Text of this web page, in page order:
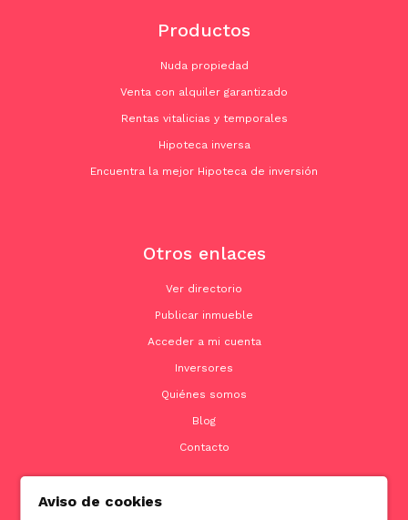
Productos
Nuda propiedad
Venta con alquiler garantizado
Rentas vitalicias y temporales
Hipoteca inversa
Encuentra la mejor Hipoteca de inversión
Otros enlaces
Ver directorio
Publicar inmueble
Acceder a mi cuenta
Inversores
Quiénes somos
Blog
Contacto
Aviso de cookies